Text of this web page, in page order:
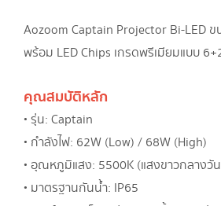
Aozoom Captain Projector Bi-LED ข
พร้อม LED Chips เกรดพรีเมียมแบบ
คุณสมบัติหลัก
• รุ่น: Captain
• กำลังไฟ: 62W (Low) / 68W (High)
• อุณหภูมิแสง: 5500K (แสงขาวกลางวั
• มาตรฐานกันน้ำ: IP65